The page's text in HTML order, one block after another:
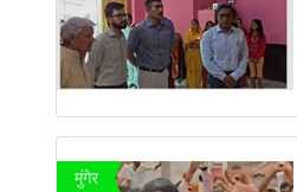
मुंगेर